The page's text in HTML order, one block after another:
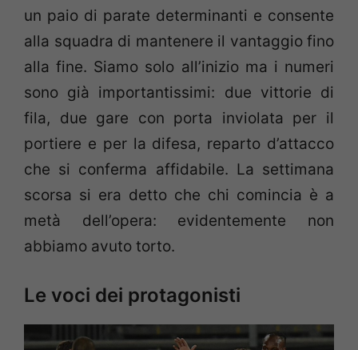
un paio di parate determinanti e consente
alla squadra di mantenere il vantaggio fino
alla fine. Siamo solo all’inizio ma i numeri
sono già importantissimi: due vittorie di
fila, due gare con porta inviolata per il
portiere e per la difesa, reparto d’attacco
che si conferma affidabile. La settimana
scorsa si era detto che chi comincia è a
metà dell’opera: evidentemente non
abbiamo avuto torto.
Le voci dei protagonisti